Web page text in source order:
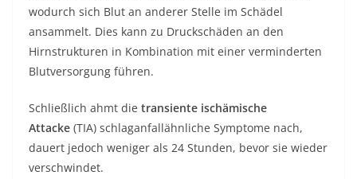
wodurch sich Blut an anderer Stelle im Schädel
ansammelt. Dies kann zu Druckschäden an den
Hirnstrukturen in Kombination mit einer verminderten
Blutversorgung führen.
Schließlich ahmt die transiente ischämische
Attacke (TIA) schlaganfallähnliche Symptome nach,
dauert jedoch weniger als 24 Stunden, bevor sie wieder
verschwindet.